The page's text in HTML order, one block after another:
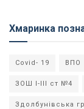
Хмаринка
Covid- 19 ВПО
ЗОШ І-ІІІ ст №4
Здолбунівська